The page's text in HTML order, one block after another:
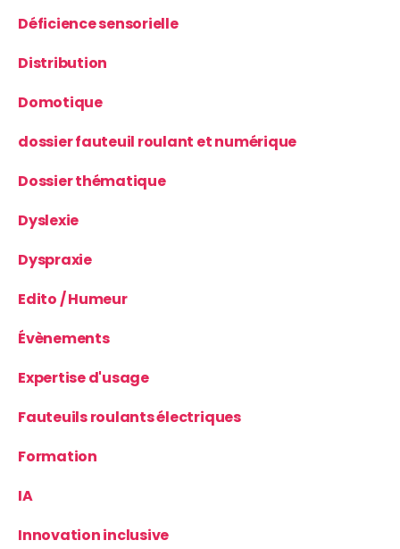
Déficience sensorielle
Distribution
Domotique
dossier fauteuil roulant et numérique
Dossier thématique
Dyslexie
Dyspraxie
Edito / Humeur
Évènements
Expertise d'usage
Fauteuils roulants électriques
Formation
IA
Innovation inclusive